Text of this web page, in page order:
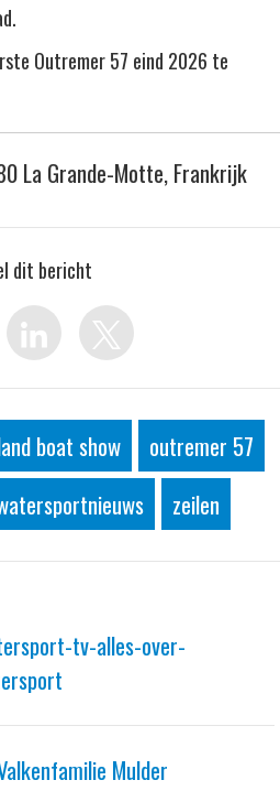
Outremer 57 eind 2026 te
La Grande-Motte, Frankrijk
dit bericht
boat show
outremer 57
zeilen
tv-alles-over-
Mulder